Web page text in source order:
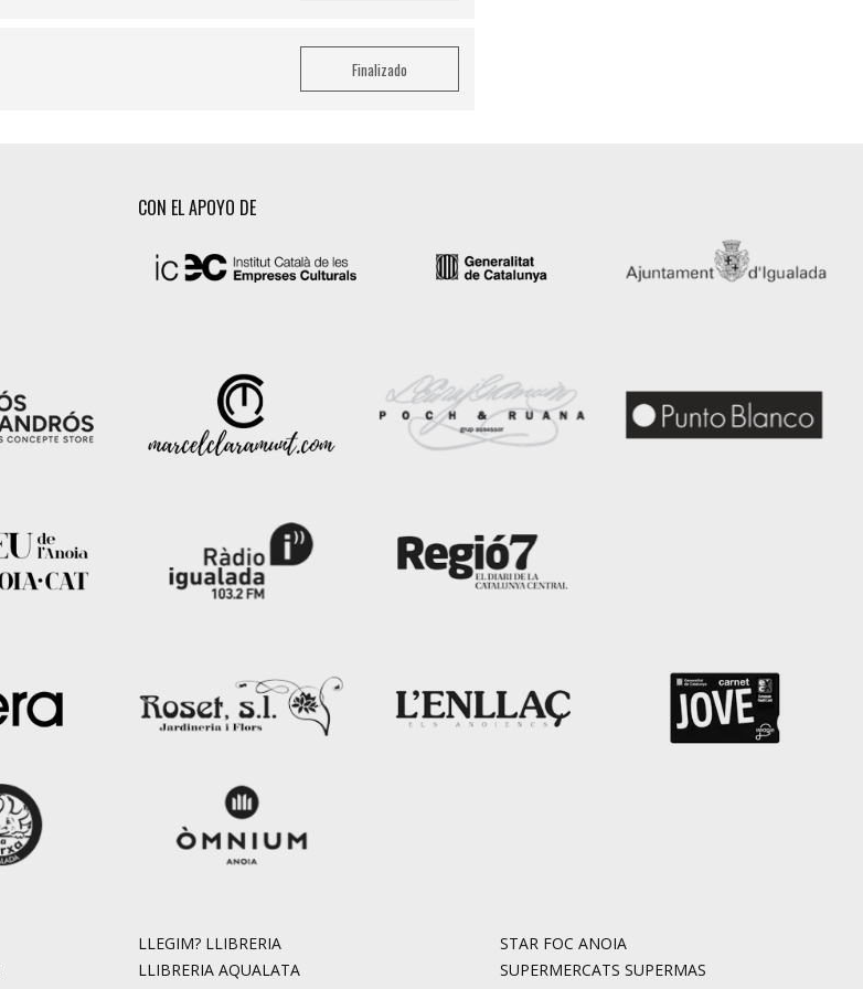
Finalizado
CON EL APOYO DE
LLEGIM? LLIBRERIA
LLIBRERIA AQUALATA
STAR FOC ANOIA
SUPERMERCATS SUPERMAS